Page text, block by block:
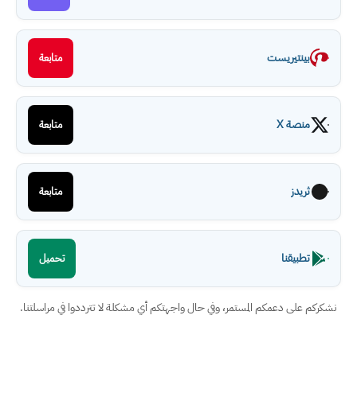
بينتيريست متابعة
منصة X متابعة
ثريدز متابعة
تطبيقنا تحميل
نشكركم على دعمكم المستمر، وفي حال واجهتكم أي مشكلة لا تترددوا في مراسلتنا.